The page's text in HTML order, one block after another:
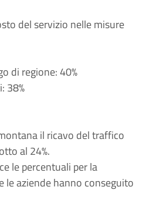
del servizio nelle misure
di regione: 40%
38%
il ricavo del traffico
al 24%.
le percentuali per la
le aziende hanno conseguito